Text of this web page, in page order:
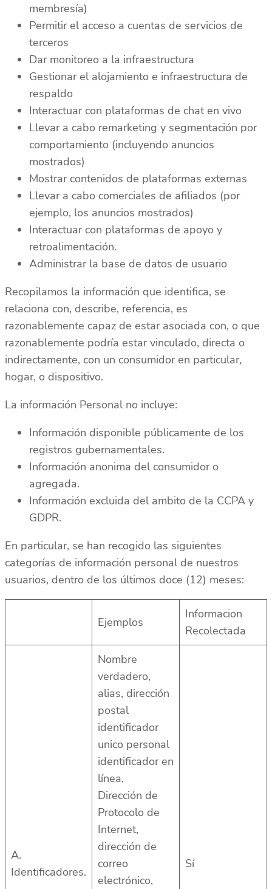
membresía)
Permitir el acceso a cuentas de servicios de
terceros
Dar monitoreo a la infraestructura
Gestionar el alojamiento e infraestructura de
respaldo
Interactuar con plataformas de chat en vivo
Llevar a cabo remarketing y segmentación por
comportamiento (incluyendo anuncios
mostrados)
Mostrar contenidos de plataformas externas
Llevar a cabo comerciales de afiliados (por
ejemplo, los anuncios mostrados)
Interactuar con plataformas de apoyo y
retroalimentación.
Administrar la base de datos de usuario
Recopilamos la información que identifica, se
relaciona con, describe, referencia, es
razonablemente capaz de estar asociada con, o que
razonablemente podría estar vinculado, directa o
indirectamente, con un consumidor en particular,
hogar, o dispositivo.
La información Personal no incluye:
Información disponible públicamente de los
registros gubernamentales.
Información anonima del consumidor o
agregada.
Información excluida del ambito de la CCPA y
GDPR.
En particular, se han recogido las siguientes
categorías de información personal de nuestros
usuarios, dentro de los últimos doce (12) meses:
Ejemplos
Informacion
Recolectada
A.
Identificadores.
Nombre
verdadero,
alias, dirección
postal
identificador
unico personal
identificador en
línea,
Dirección de
Protocolo de
Internet,
dirección de
correo
electrónico,
Sí